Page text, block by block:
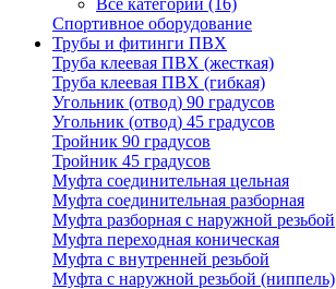
Все категории (16)
Спортивное оборудование
Трубы и фитинги ПВХ
Труба клеевая ПВХ (жесткая)
Труба клеевая ПВХ (гибкая)
Угольник (отвод) 90 градусов
Угольник (отвод) 45 градусов
Тройник 90 градусов
Тройник 45 градусов
Муфта соединительная цельная
Муфта соединительная разборная
Муфта разборная с наружной резьбой
Муфта переходная коническая
Муфта с внутренней резьбой
Муфта с наружной резьбой (ниппель)